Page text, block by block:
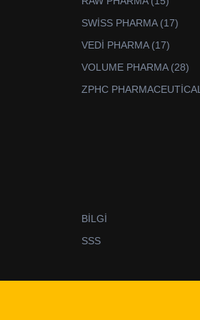
SWİSS PHARMA 1717
VEDİ PHARMA 1717
VOLUME PHARMA 2828
ZPHC PHARMACEUTİCAL
BİLGİ
SSS